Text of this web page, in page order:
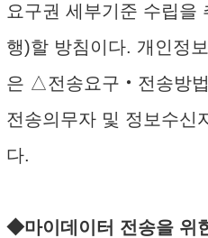
요구권 세부기준 수립을
행)할 방침이다. 개인정
은 △전송요구‧전송방
전송의무자 및 정보수신
다.
◆마이데이터 전송을 위